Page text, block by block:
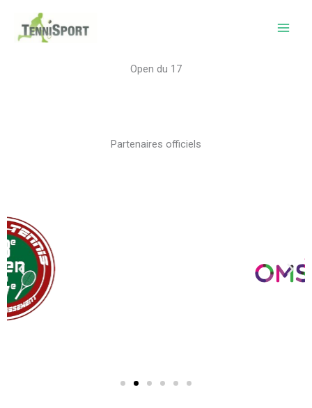
contenu
Open du 17
Partenaires officiels